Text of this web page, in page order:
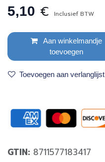
5,10 € Inclusief BTW
Aan winkelmandje
toevoegen
Toevoegen aan verlanglijst
GTIN: 8711577183417